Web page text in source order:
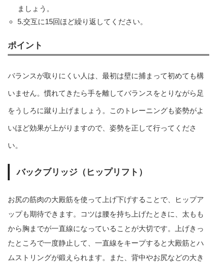
ましょう。
5.交互に15回ほど繰り返してください。
ポイント
バランスが取りにくい人は、最初は壁に捕まって初めても構
いません。慣れてきたら手を離してバランスをとりながら足
をうしろに蹴り上げましょう。このトレーニングも姿勢がよ
いほど効果が上がりますので、姿勢を正して行ってくださ
い。
バックブリッジ（ヒップリフト）
お尻の筋肉の大殿筋を使って上げ下げすることで、ヒップア
ップも期待できます。コツは腰を持ち上げたときに、太もも
から胸までが一直線になっていることが大切です。上げきっ
たところで一度静止して、一直線をキープすると大殿筋とハ
ムストリングが鍛えられます。また、背中やお尻などの大き